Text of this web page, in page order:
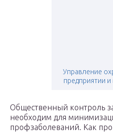
Управление
предприятии и
Общественный контроль
необходим для
профзаболеваний. Как